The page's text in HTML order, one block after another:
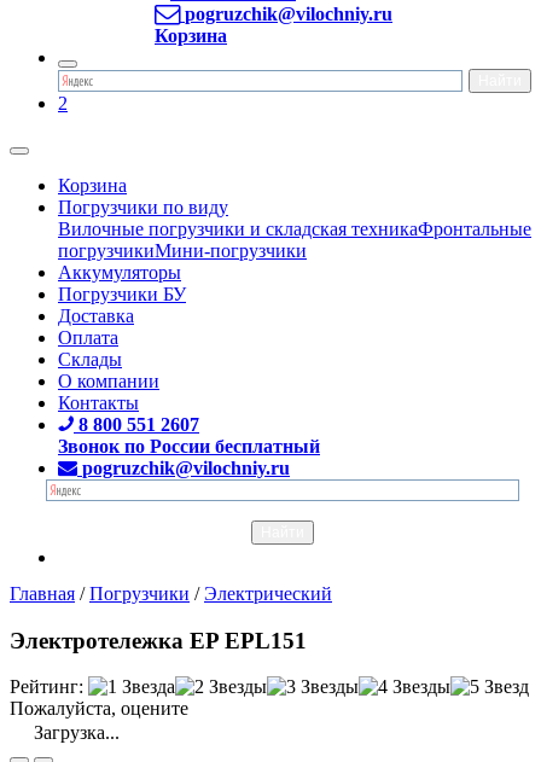
pogruzchik@vilochniy.ru
Корзина
2
Корзина
Погрузчики по виду
Вилочные погрузчики и складская техникаФронтальные
погрузчикиМини-погрузчики
Аккумуляторы
Погрузчики БУ
Доставка
Оплата
Склады
О компании
Контакты
8 800 551 2607
Звонок по России бесплатный
pogruzchik@vilochniy.ru
Главная /Погрузчики /Электрический
Электротележка EP EPL151
Рейтинг:
Пожалуйста, оцените
Загрузка...